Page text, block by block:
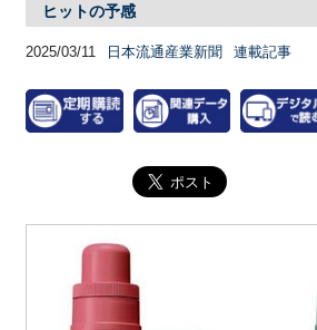
ヒットの予感
2025/03/11 日本流通産業新聞 連載記事